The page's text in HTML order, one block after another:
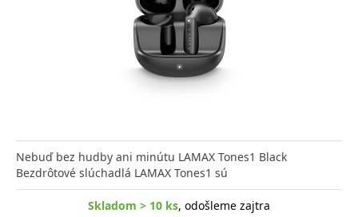
Nebuď bez hudby ani minútu LAMAX Tones1 Black
Bezdrôtové slúchadlá LAMAX Tones1 sú
Skladom > 10 ks, odošleme zajtra